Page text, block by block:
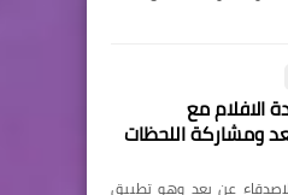
الافلام مع
ومشاركة اللحظات
عن بعد وهو تطبيق